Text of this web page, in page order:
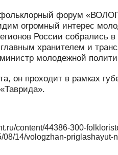
форум
огромный интерес
России
хранителем и
молодежной
он проходит в рамках
content/44386-300-
08/14/vologzhan-